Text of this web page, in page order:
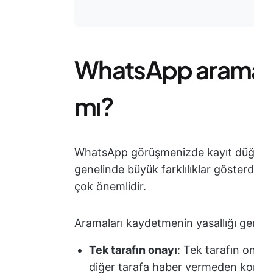
WhatsApp
mı?
WhatsApp görüşmenizde kayıt
genelinde büyük farklılıklar
çok önemlidir.
Aramaları kaydetmenin yasallığı
Tek tarafın onayı: Tek tarafın
diğer tarafa haber vermeden